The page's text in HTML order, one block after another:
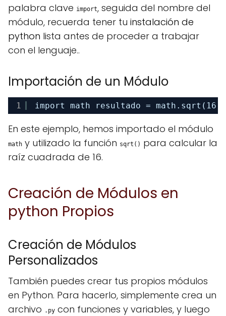
palabra clave import, seguida del nombre del
módulo, recuerda tener tu instalación de
python lista antes de proceder a trabajar
con el lenguaje..
Importación de un Módulo
1 import math resultado = math.sqrt(16)
En este ejemplo, hemos importado el módulo
math y utilizado la función sqrt() para calcular la
raíz cuadrada de 16.
Creación de Módulos en
python Propios
Creación de Módulos
Personalizados
También puedes crear tus propios módulos
en Python. Para hacerlo, simplemente crea un
archivo .py con funciones y variables, y luego